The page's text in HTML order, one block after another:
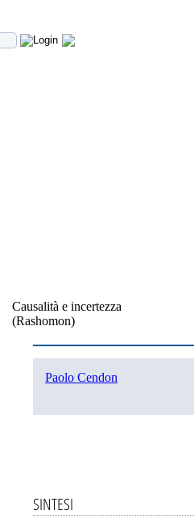
Causalità e incertezza
(Rashomon)
Paolo Cendon
SINTESI